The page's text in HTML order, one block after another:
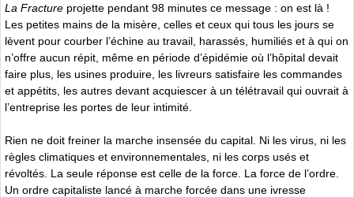
La Fracture projette pendant 98 minutes ce message : on est là !
Les petites mains de la misère, celles et ceux qui tous les jours se
lèvent pour courber l’échine au travail, harassés, humiliés et à qui on
n’offre aucun répit, même en période d’épidémie où l’hôpital devait
faire plus, les usines produire, les livreurs satisfaire les commandes
et appétits, les autres devant acquiescer à un télétravail qui ouvrait à
l’entreprise les portes de leur intimité.
Rien ne doit freiner la marche insensée du capital. Ni les virus, ni les
règles climatiques et environnementales, ni les corps usés et
révoltés. La seule réponse est celle de la force. La force de l’ordre.
Un ordre capitaliste lancé à marche forcée dans une ivresse